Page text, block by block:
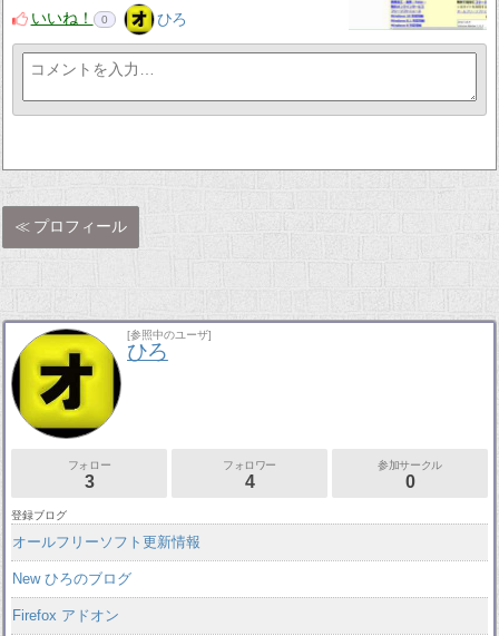
いいね！
0 ひろ
プロフィール
[参照中のユーザ]
ひろ
フォロー
3
フォロワー
4
参加サークル
0
登録ブログ
オールフリーソフト更新情報
New ひろのブログ
Firefox アドオン